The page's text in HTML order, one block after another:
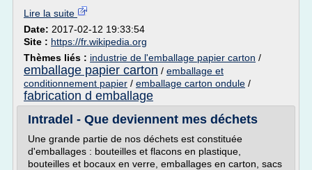
Lire la suite
Date: 2017-02-12 19:33:54
Site : https://fr.wikipedia.org
Thèmes liés : industrie de l'emballage papier carton /
emballage papier carton / emballage et
conditionnement papier / emballage carton ondule /
fabrication d emballage
Intradel - Que deviennent mes déchets
Une grande partie de nos déchets est constituée
d'emballages : bouteilles et flacons en plastique,
bouteilles et bocaux en verre, emballages en carton, sacs